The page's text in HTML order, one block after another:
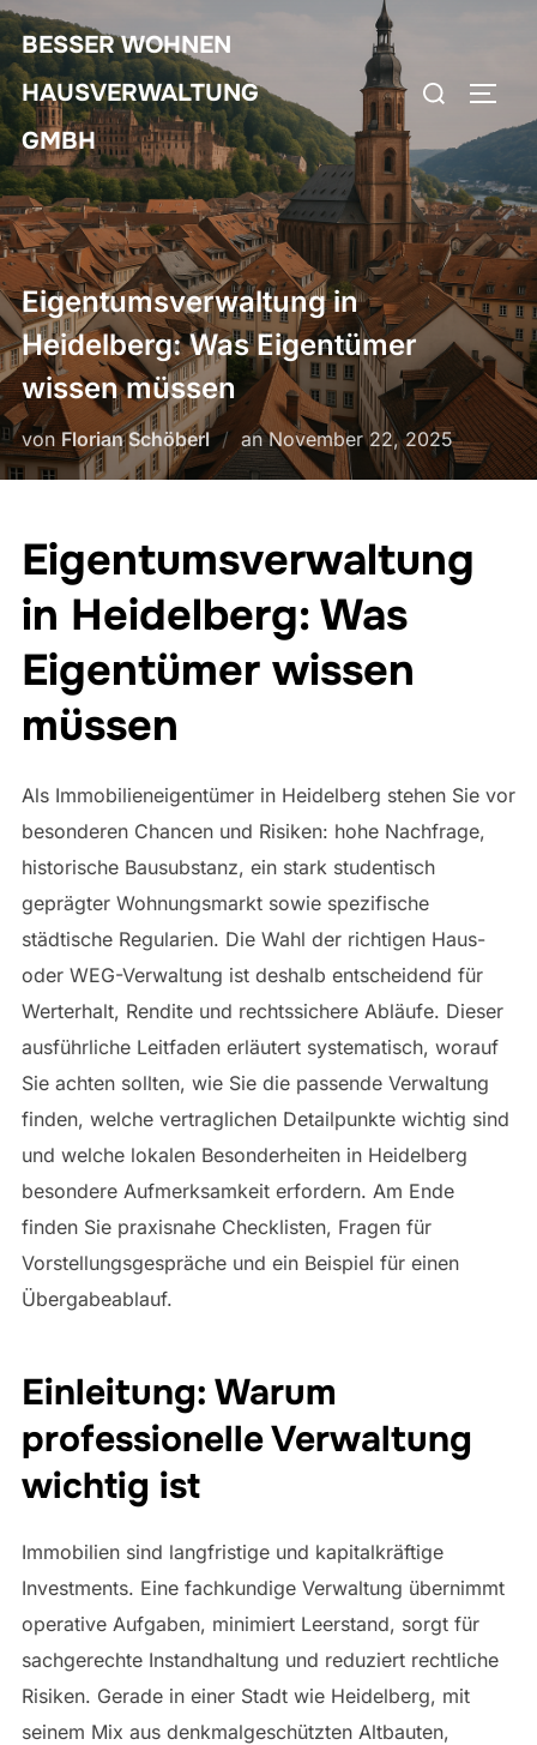
Zum
Inhalt
springen
BESSER WOHNEN
HAUSVERWALTUNG
GMBH
Suchen
Eigentumsverwaltung in
Heidelberg: Was Eigentümer
wissen müssen
vonFlorian Schöberl anVeröffentlicht
am
November 22, 2025
Eigentumsverwaltung
in Heidelberg: Was
Eigentümer wissen
müssen
Als Immobilieneigentümer in Heidelberg stehen Sie vor
besonderen Chancen und Risiken: hohe Nachfrage,
historische Bausubstanz, ein stark studentisch
geprägter Wohnungsmarkt sowie spezifische
städtische Regularien. Die Wahl der richtigen Haus-
oder WEG-Verwaltung ist deshalb entscheidend für
Werterhalt, Rendite und rechtssichere Abläufe. Dieser
ausführliche Leitfaden erläutert systematisch, worauf
Sie achten sollten, wie Sie die passende Verwaltung
finden, welche vertraglichen Detailpunkte wichtig sind
und welche lokalen Besonderheiten in Heidelberg
besondere Aufmerksamkeit erfordern. Am Ende
finden Sie praxisnahe Checklisten, Fragen für
Vorstellungsgespräche und ein Beispiel für einen
Übergabeablauf.
Einleitung: Warum
professionelle Verwaltung
wichtig ist
Immobilien sind langfristige und kapitalkräftige
Investments. Eine fachkundige Verwaltung übernimmt
operative Aufgaben, minimiert Leerstand, sorgt für
sachgerechte Instandhaltung und reduziert rechtliche
Risiken. Gerade in einer Stadt wie Heidelberg, mit
seinem Mix aus denkmalgeschützten Altbauten,